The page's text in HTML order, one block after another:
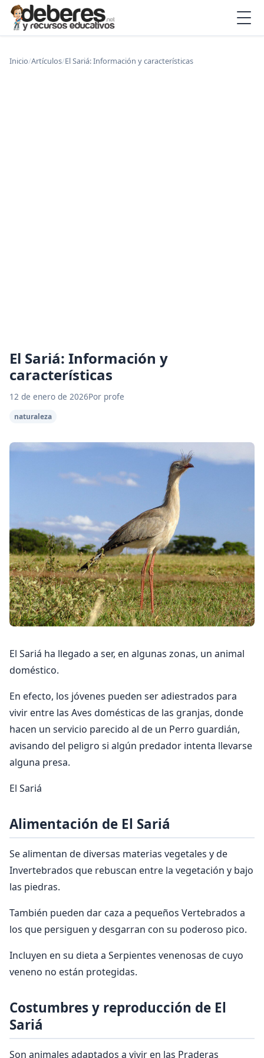
Inicio/Artículos/El Sariá: Información y características
El Sariá: Información y
características
12 de enero de 2026Por profe
naturaleza
El Sariá ha llegado a ser, en algunas zonas, un animal
doméstico.
En efecto, los jóvenes pueden ser adiestrados para
vivir entre las Aves domésticas de las granjas, donde
hacen un servicio parecido al de un Perro guardián,
avisando del peligro si algún predador intenta llevarse
alguna presa.
El Sariá
Alimentación de El Sariá
Se alimentan de diversas materias vegetales y de
Invertebrados que rebuscan entre la vegetación y bajo
las piedras.
También pueden dar caza a pequeños Vertebrados a
los que persiguen y desgarran con su poderoso pico.
Incluyen en su dieta a Serpientes venenosas de cuyo
veneno no están protegidas.
Costumbres y reproducción de El
Sariá
Son animales adaptados a vivir en las Praderas